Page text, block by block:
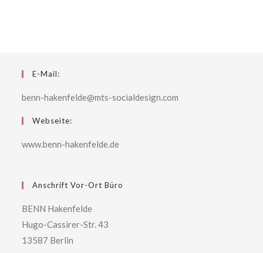
E-Mail:
benn-hakenfelde@mts-socialdesign.com
Webseite:
www.benn-hakenfelde.de
Anschrift Vor-Ort Büro
BENN Hakenfelde
Hugo-Cassirer-Str. 43
13587 Berlin